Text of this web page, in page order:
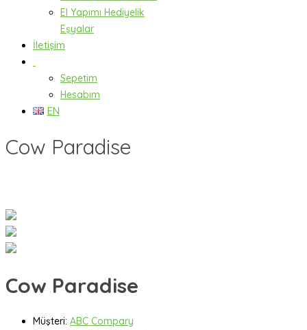
El Yapımı Hediyelik
Eşyalar
İletişim
Sepetim
Hesabım
EN
Cow Paradise
Cow Paradise
Müşteri: ABC Compary